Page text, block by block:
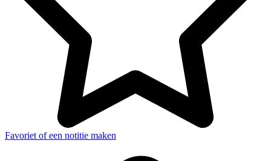
Favoriet of een notitie maken